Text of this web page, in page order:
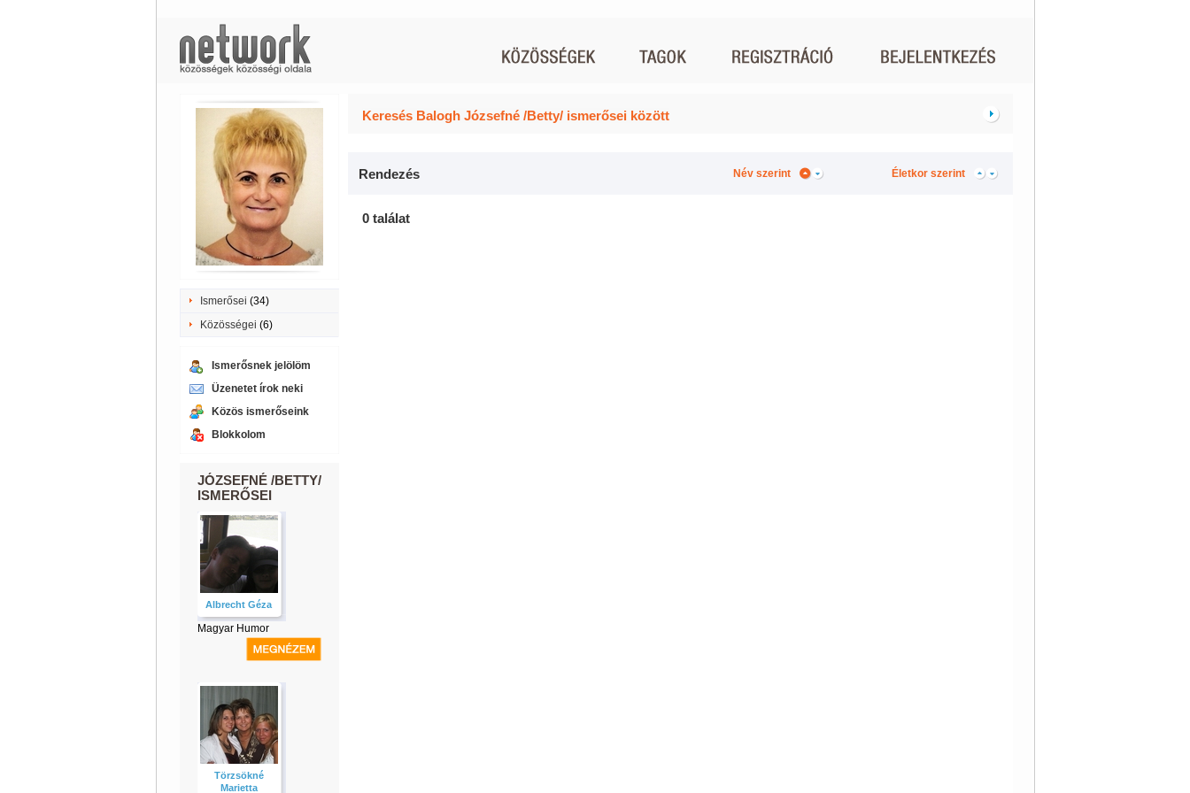
Ismerősei (34)
Közösségei (6)
Ismerősnek jelölöm
Üzenetet írok neki
Közös ismerőseink
Blokkolom
JÓZSEFNÉ /BETTY/
ISMERŐSEI
Albrecht Géza
Magyar Humor
Törzsökné
Marietta
Keresés Balogh Józsefné /Betty/ ismerősei között
Rendezés Név szerint Életkor szerint
0 találat